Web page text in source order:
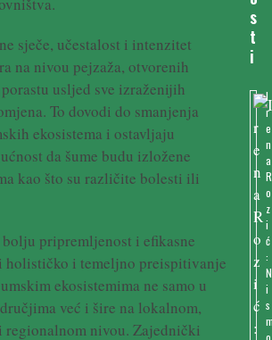
sječe, učestalost i intenzitet
na nivou pejzaža, otvorenih
usljed sve izraženijih
To dovodi do smanjenja
ekosistema i ostavljaju
da šume budu izložene
kao što su različite bolesti ili
pripremljenost i efikasne
holističko i temeljno preispitivanje
ekosistemima ne samo u
već i šire na lokalnom,
regionalnom nivou. Zajednički
s
t
i
I
r
e
n
a
R
o
z
i
ć
:
N
i
s
o